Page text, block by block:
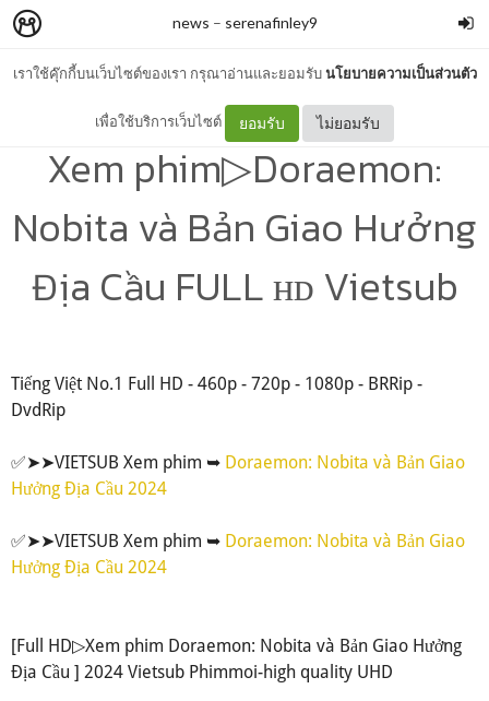
เราใช้คุ๊กกี้บนเว็บไซต์ของเรา กรุณาอ่านและยอมรับนโยบายความเป็นส่วนตัว
เพื่อใช้บริการเว็บไซต์ ยอมรับ ไม่ยอมรับ
news – serenafinley9
โพสต์นี้มีเนื้อหาที่อาจไม่เหมาะสมกับเยาวชน
Xem phim▷Doraemon:
Nobita và Bản Giao Hưởng
Địa Cầu FULL ʜᴅ Vietsub
Tiếng Việt No.1 Full HD - 460p - 720p - 1080p - BRRip -
DvdRip
✅➤➤VIETSUB Xem phim ➥ Doraemon: Nobita và Bản Giao
Hưởng Địa Cầu 2024
✅➤➤VIETSUB Xem phim ➥ Doraemon: Nobita và Bản Giao
Hưởng Địa Cầu 2024
[Full HD▷Xem phim Doraemon: Nobita và Bản Giao Hưởng
Địa Cầu ] 2024 Vietsub Phimmoi-high quality UHD